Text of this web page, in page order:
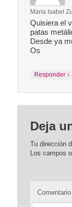
Maria Isabel
Quisiera el
patas
Desde ya
Os
Responder ↓
Deja
Tu dirección
Los campos